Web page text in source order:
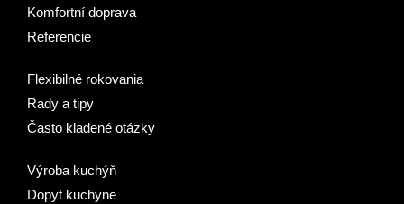
Komfortní doprava
Referencie
Flexibilné rokovania
Rady a tipy
Často kladené otázky
Výroba kuchýň
Dopyt kuchyne